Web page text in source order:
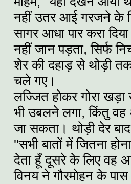
नहीं उतर आई गरजने के
सागर आधा पार करा
नहीं जान पड़ता, सिर्फ
शेर की दहाड़ से थोड़ी
चले गए।
लज्जित होकर गोरा
भी उबलने लगा, किंतु वह
जा सकता। थोड़ी देर
''सभी बातों में जितना
देता हूँ दूसरे के लिए वह
विनय ने गौरमोहन के